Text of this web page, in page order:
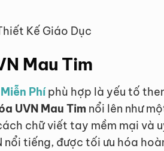
Kế Giáo Dục
Mau Tim
Phíphù hợp là yếu tố
UVN Mau Tim nổi lên như
chữ viết tay mềm mại và
tiếng, được tối ưu hóa